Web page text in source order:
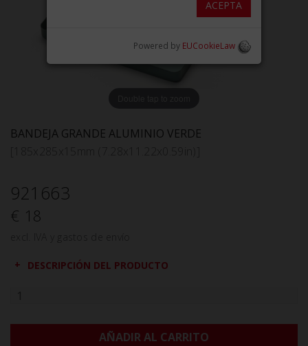
BANDEJA GRANDE ALUMINIO VERDE
921663
€ 18
DESCRIPCIÓN DEL PRODUCTO
AÑADIR AL CARRITO
ACEPTA
Powered by EUCookieLaw